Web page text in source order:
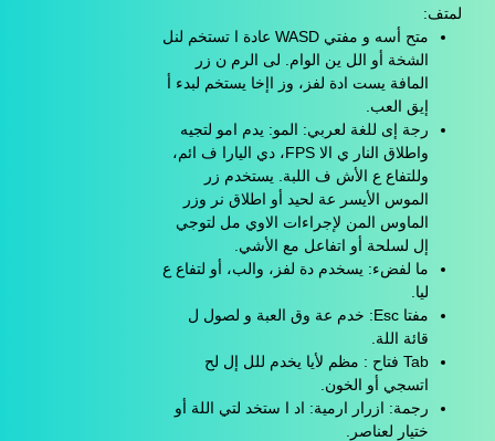
لمتف:
متح أسه و مفتي WASD عادة ا تستخم لنل
الشخة أو الل ين الوام. لى الرم ن زر
المافة يست ادة لفز، وز اإخا يستخم لبدء أ
إيق العب.
رجة إى للغة لعربي: المو: يدم امو لتجيه
واطلاق النار ي الا FPS، دي اليارا ف ائم،
وللتفاع ع الأش ف اللبة. يستخدم زر
الموس الأيسر عة لحيد أو اطلاق نر وزر
الماوس المن لإجراءات الاوي مل لتوجي
إل لسلحة أو اتفاعل مع الأشي.
ما لفضء: يسخدم دة لفز، والب، أو لتفاع ع
ليا.
مفتا Esc: خدم عة وق العبة و لصول ل
قائة اللة.
Tab فتاح : مظم لأيا يخدم للل إل لح
اتسجي أو الخون.
رجمة: ازرار ارمية: اد ا ستخد لتي اللة أو
ختيار لعناصر.